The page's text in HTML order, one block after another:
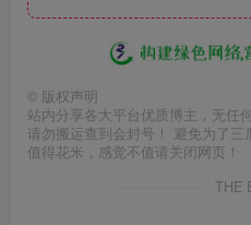
© 版权声明
站内分享各大平台优质博主，无任
请勿搬运查到会封号！ 避免为了
值得花米，感觉不值请关闭网页！
THE